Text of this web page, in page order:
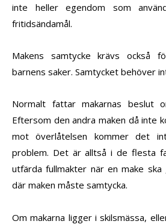
inte heller egendom som
fritidsändamål.
Makens samtycke krävs också
barnens saker. Samtycket behöver
Normalt fattar makarnas beslut
Eftersom den andra maken då inte
mot överlåtelsen kommer det
problem. Det är alltså i de flesta
utfärda fullmakter när en make
där maken måste samtycka.
Om makarna ligger i skilsmässa,